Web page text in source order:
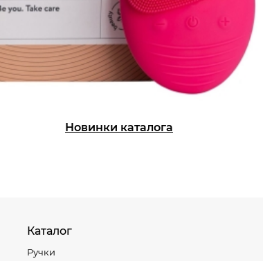
Новинки каталога
Каталог
Ручки